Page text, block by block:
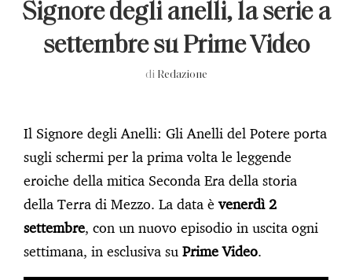
Signore degli anelli, la serie a
settembre su Prime Video
di Redazione
Il Signore degli Anelli: Gli Anelli del Potere porta
sugli schermi per la prima volta le leggende
eroiche della mitica Seconda Era della storia
della Terra di Mezzo. La data è venerdì 2
settembre, con un nuovo episodio in uscita ogni
settimana, in esclusiva su Prime Video.